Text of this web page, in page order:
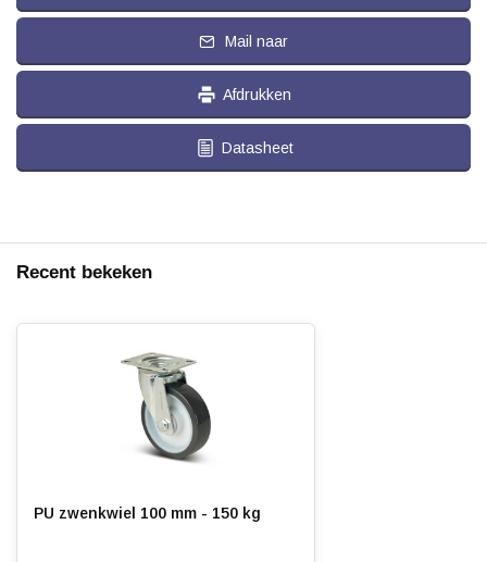
Mail naar
Afdrukken
Datasheet
Recent bekeken
PU zwenkwiel 100 mm - 150 kg